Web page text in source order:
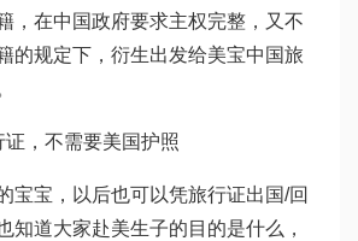
，在中国政府要求主权完整，又不
的规定下，衍生出发给美宝中国旅
，不需要美国护照
宝宝，以后也可以凭旅行证出国/回
知道大家赴美生子的目的是什么，